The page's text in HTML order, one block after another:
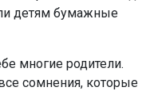
детям бумажные
многие родители.
сомнения, которые